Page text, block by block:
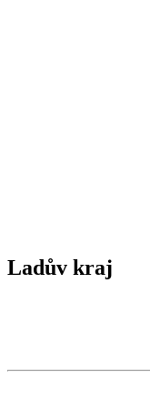
Ladův kraj